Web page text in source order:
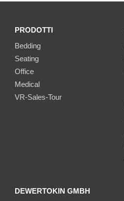
PRODOTTI
Bedding
Seating
Office
Medical
VR-Sales-Tour
DEWERTOKIN GMBH